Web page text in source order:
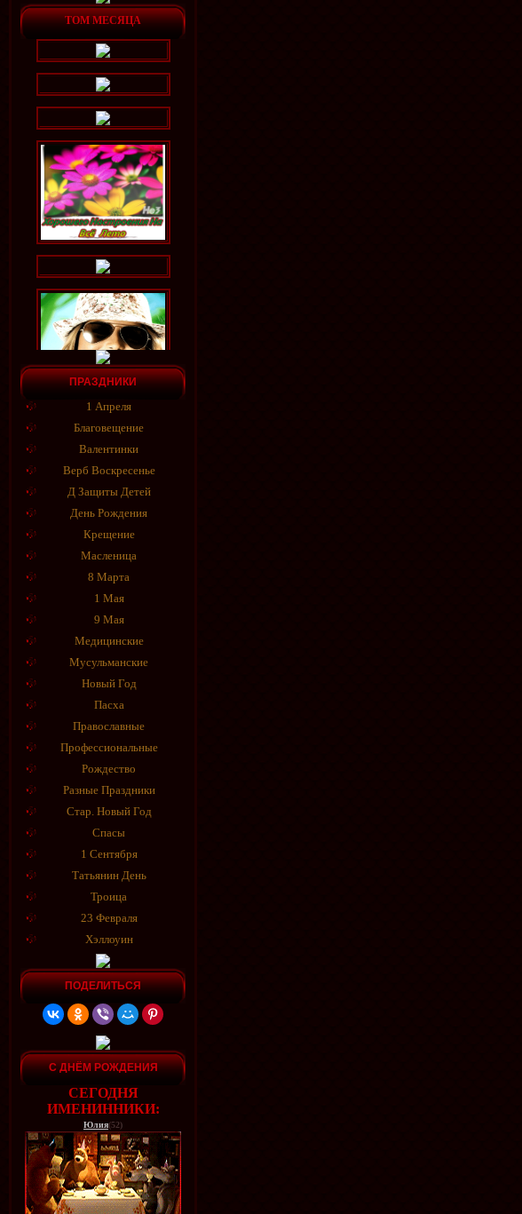
ТОМ МЕСЯЦА
ПРАЗДНИКИ
1 Апреля
Благовещение
Валентинки
Верб Воскресенье
Д Защиты Детей
День Рождения
Крещение
Масленица
8 Марта
1 Мая
9 Мая
Медицинские
Мусульманские
Новый Год
Пасха
Православные
Профессиональные
Рождество
Разные Праздники
Стар. Новый Год
Спасы
1 Сентября
Татьянин День
Троица
23 Февраля
Хэллоуин
ПОДЕЛИТЬСЯ
С ДНЁМ РОЖДЕНИЯ
СЕГОДНЯ
ИМЕНИННИКИ:
Юлия(52)